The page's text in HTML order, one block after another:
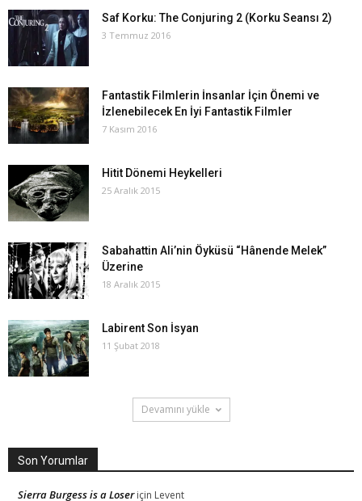
Saf Korku: The Conjuring 2 (Korku Seansı 2)
3 Temmuz 2016
Fantastik Filmlerin İnsanlar İçin Önemi ve
İzlenebilecek En İyi Fantastik Filmler
7 Kasım 2016
Hitit Dönemi Heykelleri
25 Aralık 2015
Sabahattin Ali’nin Öyküsü “Hânende Melek”
Üzerine
18 Aralık 2015
Labirent Son İsyan
11 Şubat 2018
Devamını yükle
Son Yorumlar
Sierra Burgess is a Loseriçin Levent